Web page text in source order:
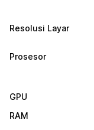
Resolusi Layar
Prosesor
GPU
RAM